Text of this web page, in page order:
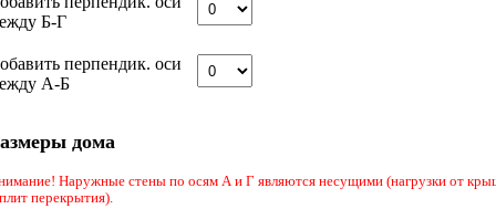
Б-Г
перпендик. оси
А-Б
дома
Наружные стены по осям А и Г являются несущими (нагрузки от
перекрытия).